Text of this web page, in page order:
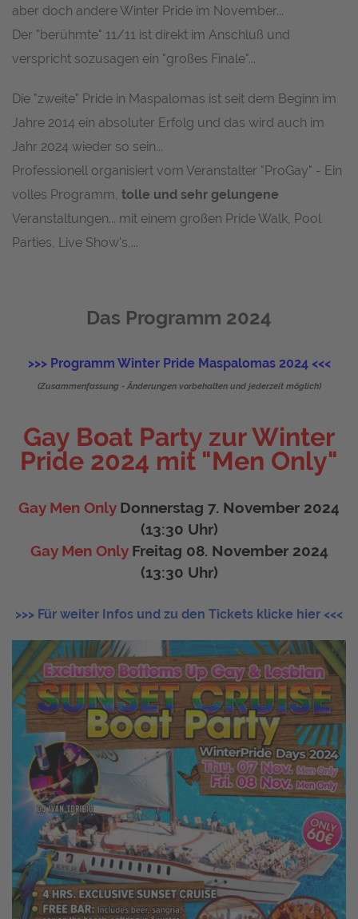
aber doch andereWinter Pride im November...
Der "berühmte" 11/11 ist direkt im Anschluß und
verspricht sozusagen ein "großes Finale"...
Die "zweite" Pride in Maspalomas ist seit dem Beginn im
Jahre 2014 ein absoluter Erfolg und das wird auch im
Jahr 2024 wieder so sein...
Professionell organisiert vom Veranstalter "ProGay" - Ein
volles Programm, tolle und sehr gelungene
Veranstaltungen... mit einem großen Pride Walk, Pool
Parties, Live Show's,...
Das Programm 2024
>>> Programm Winter Pride Maspalomas 2024 <<<
(Zusammenfassung - Änderungen vorbehalten und jederzeit möglich)
Gay Boat Party zur Winter
Pride 2024 mit "Men Only"
Gay Men Only Donnerstag 7. November 2024
(13:30 Uhr)
Gay Men Only Freitag 08. November 2024
(13:30 Uhr)
>>> Für weiter Infos und zu den Tickets klicke hier <<<